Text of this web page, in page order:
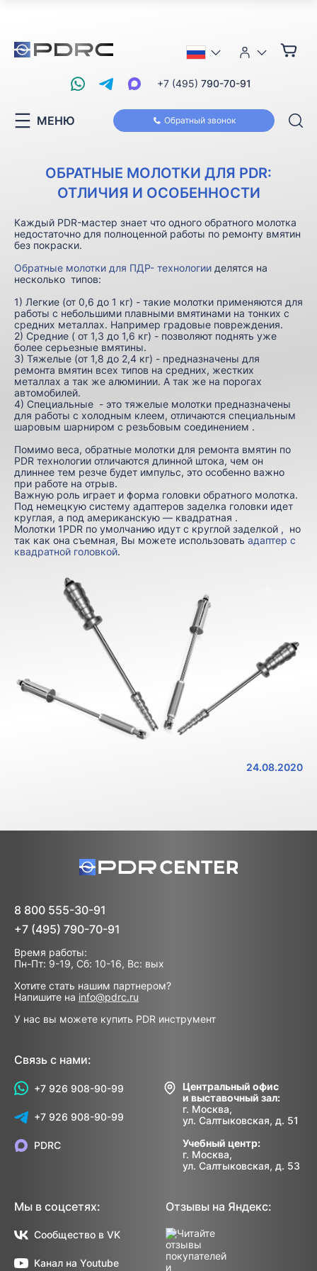
Обратный звонок
+7 (495) 790-70-91
МЕНЮ
ОБРАТНЫЕ МОЛОТКИ ДЛЯ PDR:
ОТЛИЧИЯ И ОСОБЕННОСТИ
Каждый PDR-мастер знает что одного обратного молотка
недостаточно для полноценной работы по ремонту вмятин
без покраски.
Обратные молотки для ПДР- технологии делятся на
несколько типов:
1) Легкие (от 0,6 до 1 кг) - такие молотки применяются для
работы с небольшими плавными вмятинами на тонких с
средних металлах. Например градовые повреждения.
2) Средние ( от 1,3 до 1,6 кг) - позволяют поднять уже
более серьезные вмятины.
3) Тяжелые (от 1,8 до 2,4 кг) - предназначены для
ремонта вмятин всех типов на средних, жестких
металлах а так же алюминии. А так же на порогах
автомобилей.
4) Специальные - это тяжелые молотки предназначены
для работы с холодным клеем, отличаются специальным
шаровым шарниром с резьбовым соединением .
Помимо веса, обратные молотки для ремонта вмятин по
PDR технологии отличаются длинной штока, чем он
длиннее тем резче будет импульс, это особенно важно
при работе на отрыв.
Важную роль играет и форма головки обратного молотка.
Под немецкую систему адаптеров заделка головки идет
круглая, а под американскую — квадратная .
Молотки 1PDR по умолчанию идут с круглой заделкой , но
так как она съемная, Вы можете использовать адаптер с
квадратной головкой.
24.08.2020
8 800 555-30-91
+7 (495) 790-70-91
Время работы:
Пн-Пт: 9-19, Сб: 10-16, Вс: вых
Хотите стать нашим партнером?
Напишите на info@pdrc.ru
У нас вы можете купить PDR инструмент
Связь с нами:
+7 926 908-90-99
+7 926 908-90-99
Центральный офис
и выставочный зал:
г. Москва,
ул. Салтыковская, д. 51
Учебный центр:
г. Москва,
ул. Салтыковская, д. 53
PDRC
Мы в соцсетях:
Сообщество в VK
Канал на Youtube
Отзывы на Яндекс: